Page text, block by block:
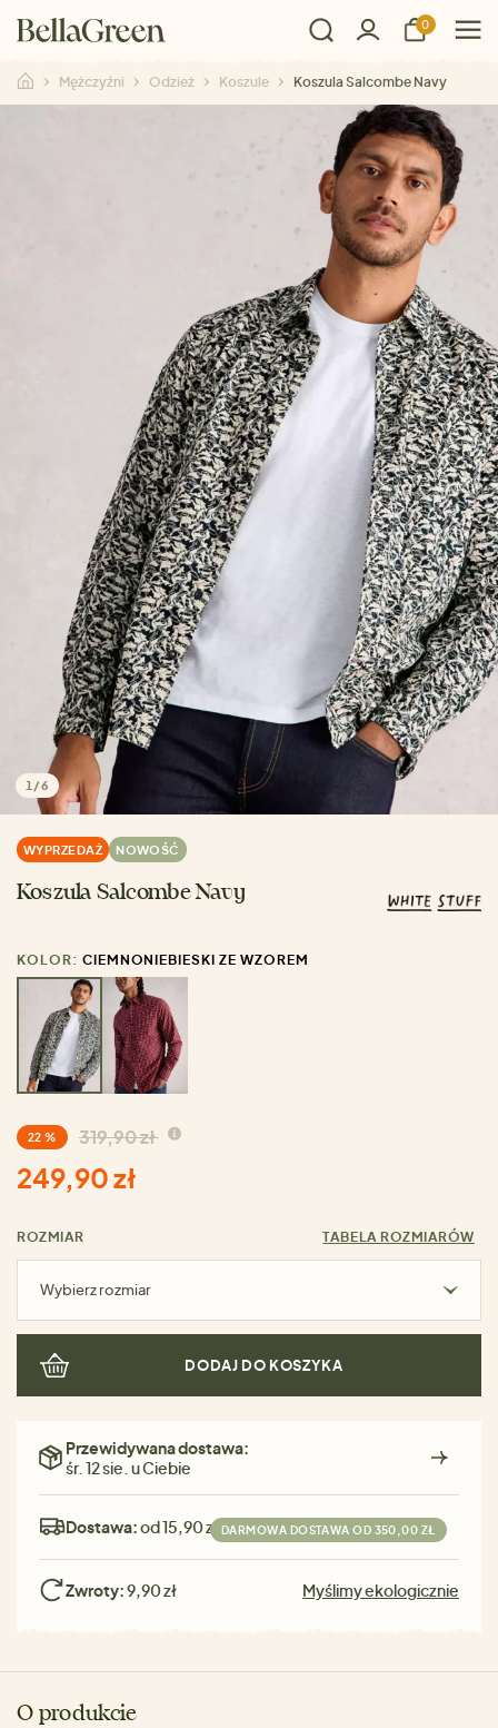
0
Mężczyźni Odzież Koszule Koszula Salcombe Navy
1 /6
WYPRZEDAŻ NOWOŚĆ
Koszula Salcombe Navy
KOLOR: CIEMNONIEBIESKI ZE WZOREM
22 % 319,90 zł
249,90 zł
ROZMIAR TABELA ROZMIARÓW
Wybierz rozmiar
DODAJ DO KOSZYKA
Przewidywana dostawa:
śr. 12 sie. u Ciebie
Dostawa:od 15,90 zł DARMOWA DOSTAWA OD 350,00 ZŁ
Zwroty:9,90 zł Myślimy ekologicznie
O produkcie